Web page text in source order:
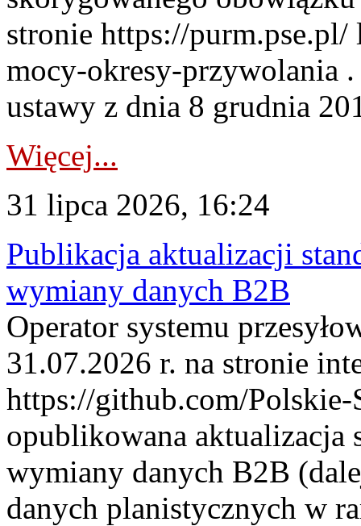
stronie https://
mocy-okresy-przywolania
ustawy z dnia 8 grudnia
Więcej...
31 lipca 2026, 16:24
Publikacja aktualizacji
wymiany danych B2B
Operator systemu
31.07.2026 r. na stronie
https://github.com/Polskie-
opublikowana aktualizacja
wymiany danych B2B
danych planistycznych w